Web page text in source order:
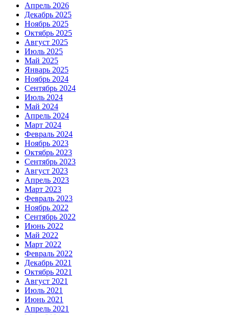
Апрель 2026
Декабрь 2025
Ноябрь 2025
Октябрь 2025
Август 2025
Июль 2025
Май 2025
Январь 2025
Ноябрь 2024
Сентябрь 2024
Июль 2024
Май 2024
Апрель 2024
Март 2024
Февраль 2024
Ноябрь 2023
Октябрь 2023
Сентябрь 2023
Август 2023
Апрель 2023
Март 2023
Февраль 2023
Ноябрь 2022
Сентябрь 2022
Июнь 2022
Май 2022
Март 2022
Февраль 2022
Декабрь 2021
Октябрь 2021
Август 2021
Июль 2021
Июнь 2021
Апрель 2021